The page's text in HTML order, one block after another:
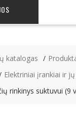
katalogas
Elektriniai įrankiai ir
rinkinys suktuvui (9